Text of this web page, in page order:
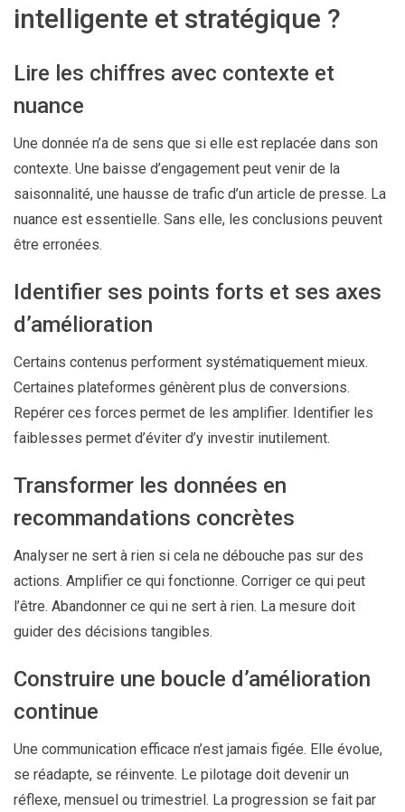
intelligente et stratégique ?
Lire les chiffres avec contexte et
nuance
Une donnée n’a de sens que si elle est replacée dans son
contexte. Une baisse d’engagement peut venir de la
saisonnalité, une hausse de trafic d’un article de presse. La
nuance est essentielle. Sans elle, les conclusions peuvent
être erronées.
Identifier ses points forts et ses axes
d’amélioration
Certains contenus performent systématiquement mieux.
Certaines plateformes génèrent plus de conversions.
Repérer ces forces permet de les amplifier. Identifier les
faiblesses permet d’éviter d’y investir inutilement.
Transformer les données en
recommandations concrètes
Analyser ne sert à rien si cela ne débouche pas sur des
actions. Amplifier ce qui fonctionne. Corriger ce qui peut
l’être. Abandonner ce qui ne sert à rien. La mesure doit
guider des décisions tangibles.
Construire une boucle d’amélioration
continue
Une communication efficace n’est jamais figée. Elle évolue,
se réadapte, se réinvente. Le pilotage doit devenir un
réflexe, mensuel ou trimestriel. La progression se fait par